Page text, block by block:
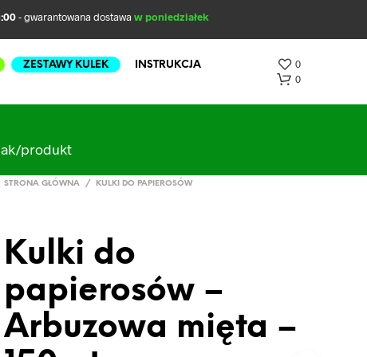
- gwarantowana dostawa w poniedziałek
ZESTAWY KULEK
INSTRUKCJA
0
0
produkt
STRONA GŁÓWNA / KULKI DO PAPIEROSÓW
Kulki do
papierosów –
Arbuzowa mięta –